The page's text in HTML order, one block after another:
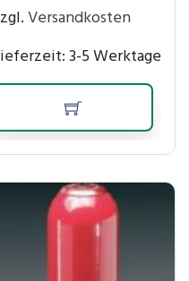
Versandkosten
3-5 Werktage